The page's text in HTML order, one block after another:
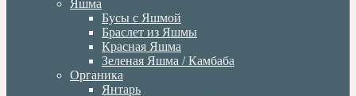
Яшма
Бусы с Яшмой
Браслет из Яшмы
Красная Яшма
Зеленая Яшма / Камбаба
Органика
Янтарь